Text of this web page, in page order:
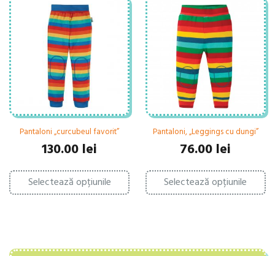
Pantaloni „curcubeul favorit”
130.00 lei
Selectează opțiunile
Acest
produs
are
pot
Pantaloni, „Leggings cu dungi”
76.00 lei
Selectează opțiunile